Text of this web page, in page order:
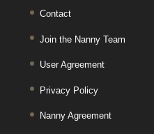
Contact
Join the Nanny Team
User Agreement
Privacy Policy
Nanny Agreement